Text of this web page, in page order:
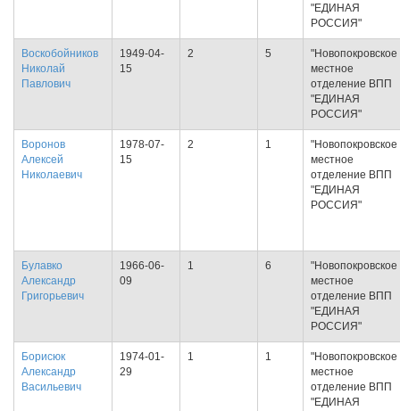
"ЕДИНАЯ
РОССИЯ"
Воскобойников
Николай
Павлович
1949-04-
15
2 5
"Новопокровское
местное
отделение ВПП
"ЕДИНАЯ
РОССИЯ"
Воронов
Алексей
Николаевич
1978-07-
15
2 1
"Новопокровское
местное
отделение ВПП
"ЕДИНАЯ
РОССИЯ"
Булавко
Александр
Григорьевич
1966-06-
09
1 6
"Новопокровское
местное
отделение ВПП
"ЕДИНАЯ
РОССИЯ"
Борисюк
Александр
Васильевич
1974-01-
29
1 1
"Новопокровское
местное
отделение ВПП
"ЕДИНАЯ